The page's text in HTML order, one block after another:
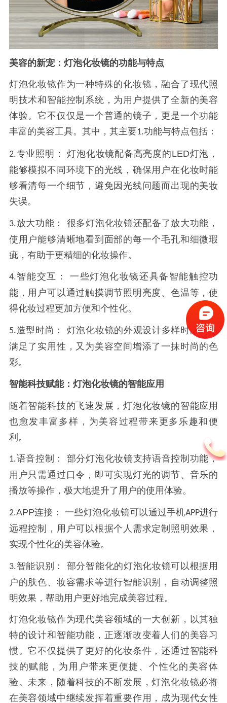
美容的新宠：灯泡化妆镜的功能与特点
灯泡化妆镜作为一种特殊的化妆镜，融合了现代照
明技术和智能控制系统，为用户提供了全新的美容
体验。它不仅仅是一个普通的镜子，更是一个功能
丰富的美容工具。其中，其主要1.功能与特点包括：
2.专业照明： 灯泡化妆镜配备高亮度的LED灯泡，
能够模拟不同环境下的光线，确保用户在化妆时能
够看清每一个细节，避免因光线问题而出现的美妆
失误。
3.放大功能：
很多灯泡化妆镜还配备了放大功能，
使用户能够清晰地看到面部的每一个毛孔和细微瑕
疵，有助于更精细的化妆操作。
4.智能交互：
一些灯泡化妆镜还具备智能触控功
能，用户可以通过触摸调节照明亮度、色温等，使
得化妆过程更加方便和个性化。
5.造型时尚：
灯泡化妆镜的外观设计多样时尚，既
满足了实用性，又为美容空间增添了一抹时尚的色
彩。
智能科技赋能：灯泡化妆镜的智能应用
随着智能科技的飞速发展，灯泡化妆镜的智能应用
也愈发丰富多样，为美容过程带来更多乐趣和便
利。
1.语音控制：
部分灯泡化妆镜支持语音控制功能，
用户只需通过口令，即可实现灯光的调节、音乐的
播放等操作，极大地提升了用户的使用体验。
2.APP连接： 一些灯泡化妆镜可以通过手机APP进行
远程控制，用户可以根据个人需求定制照明效果，
实现个性化的美容体验。
3.智能识别：
部分智能化的灯泡化妆镜可以根据用
户的肤色、妆容需求等进行智能识别，自动调整照
明效果，帮助用户更好地完成美容过程。
灯泡化妆镜作为现代美容领域的一大创新，以其独
特的设计和智能功能，正逐渐改变着人们的美容习
惯。它不仅提供了更好的化妆条件，还通过智能科
技的赋能，为用户带来更便捷、个性化的美容体
验。未来，随着科技的不断发展，灯泡化妆镜必将
在美容领域中继续发挥着重要作用，成为现代女性